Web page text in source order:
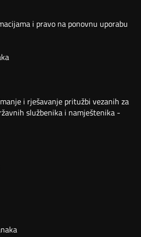
i pravo na ponovnu uporabu
i rješavanje pritužbi vezanih za
službenika i namještenika -